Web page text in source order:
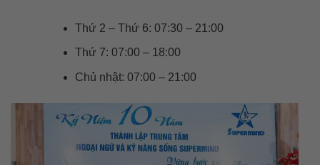
Thứ 2 – Thứ 6: 07:30 – 21:00
Thứ 7: 07:00 – 18:00
Chủ nhật: 07:00 – 21:00